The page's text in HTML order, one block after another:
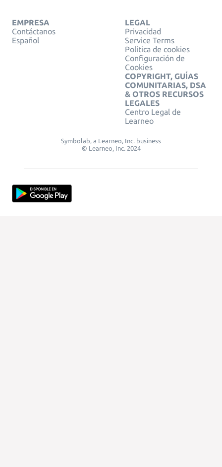
EMPRESA
Contáctanos
Español
LEGAL
Privacidad
Service Terms
Política de cookies
Configuración de
Cookies
COPYRIGHT, GUÍAS
COMUNITARIAS, DSA
& OTROS RECURSOS
LEGALES
Centro Legal de
Learneo
Symbolab, a Learneo, Inc. business
© Learneo, Inc. 2024